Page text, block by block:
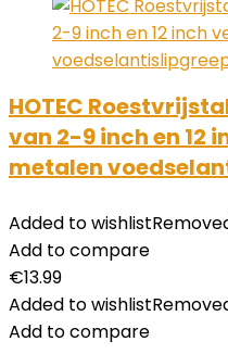
HOTEC
van 2-9 inch en 12
metalen
Added to wishlist
Add to compare
€13.99
Added to wishlist
Add to compare